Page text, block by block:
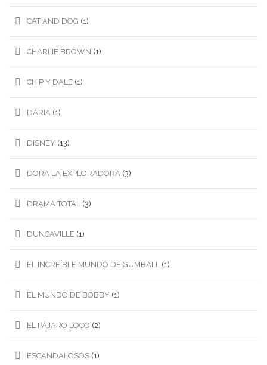
CAT AND DOG (1)
CHARLIE BROWN (1)
CHIP Y DALE (1)
DARIA (1)
DISNEY (13)
DORA LA EXPLORADORA (3)
DRAMA TOTAL (3)
DUNCAVILLE (1)
EL INCREÍBLE MUNDO DE GUMBALL (1)
EL MUNDO DE BOBBY (1)
EL PÁJARO LOCO (2)
ESCANDALOSOS (1)